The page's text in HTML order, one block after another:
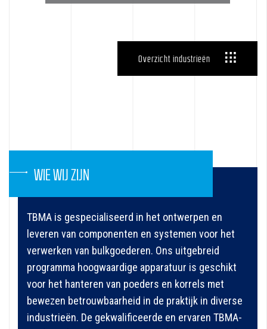
Overzicht industrieën
WIE WIJ ZIJN
TBMA is gespecialiseerd in het ontwerpen en
leveren van componenten en systemen voor het
verwerken van bulkgoederen. Ons uitgebreid
programma hoogwaardige apparatuur is geschikt
voor het hanteren van poeders en korrels met
bewezen betrouwbaarheid in de praktijk in diverse
industrieën. De gekwalificeerde en ervaren TBMA-